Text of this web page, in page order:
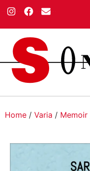
Home / Varia / Memoir